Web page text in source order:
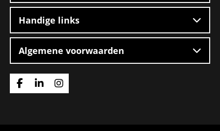
Handige links
Algemene voorwaarden
Ga
Ga
Ga